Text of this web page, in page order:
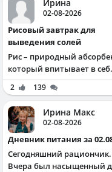
Ирина
02-08-2026
Рисовый завтрак для
выведения солей
Рис – природный
который впитывает в
2 139
Ирина Макс
02-08-2026
Дневник питания за
Сегодняшний
Вчера был насыщенный